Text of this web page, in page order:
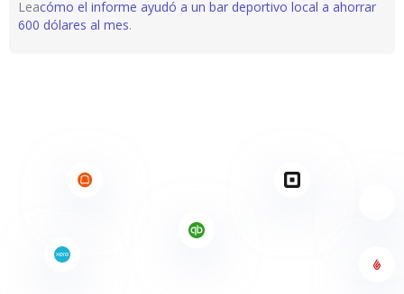
Leacómo el informe ayudó a un bar deportivo local a ahorrar
600 dólares al mes.